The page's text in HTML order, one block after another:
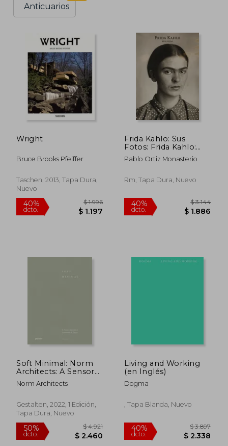
Anticuarios
Wright
Bruce Brooks Pfeiffer
Taschen, 2013, Tapa Dura,
Nuevo
Frida Kahlo: Sus
Fotos: Frida Kahlo:
Her Photos, Spanish
Edition (en Inglés)
Pablo Ortiz Monasterio
Rm, Tapa Dura, Nuevo
Soft Minimal: Norm
Architects: A Sensory
Approach to
Architecture and
Norm Architects
Gestalten, 2022, 1 Edición,
Tapa Dura, Nuevo
Living and Working
(en Inglés)
Dogma
, Tapa Blanda, Nuevo